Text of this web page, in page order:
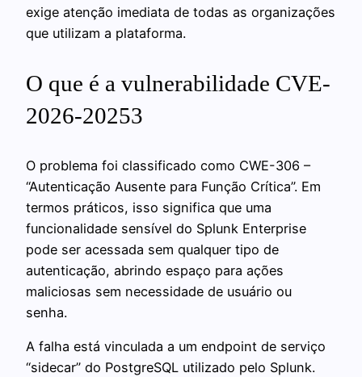
exige atenção imediata de todas as organizações
que utilizam a plataforma.
O que é a vulnerabilidade CVE-
2026-20253
O problema foi classificado como CWE-306 –
“Autenticação Ausente para Função Crítica”. Em
termos práticos, isso significa que uma
funcionalidade sensível do Splunk Enterprise
pode ser acessada sem qualquer tipo de
autenticação, abrindo espaço para ações
maliciosas sem necessidade de usuário ou
senha.
A falha está vinculada a um endpoint de serviço
“sidecar” do PostgreSQL utilizado pelo Splunk.